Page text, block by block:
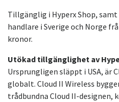
Tillgänglig i Hyperx Shop,
handlare i Sverige och Norge
kronor.
Utökad tillgänglighet av
Ursprungligen släppt i USA, är
globalt. Cloud II Wireless
trådbundna Cloud II-designen,